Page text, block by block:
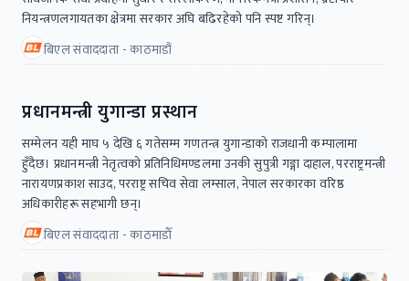
नियन्त्रणलगायतका क्षेत्रमा सरकार अघि बढिरहेको पनि स्पष्ट गरिन्।
बिएल संवाददाता - काठमाडौं
प्रधानमन्त्री युगान्डा प्रस्थान
सम्मेलन यही माघ ५ देखि ६ गतेसम्म गणतन्त्र युगान्डाको राजधानी कम्पालामा
हुँदैछ। प्रधानमन्त्री नेतृत्वको प्रतिनिधिमण्डलमा उनकी सुपुत्री गङ्गा दाहाल, परराष्ट्रमन्त्री
नारायणप्रकाश साउद, परराष्ट्र सचिव सेवा लम्साल, नेपाल सरकारका वरिष्ठ
अधिकारीहरू सहभागी छन्।
बिएल संवाददाता - काठमाडाैँ